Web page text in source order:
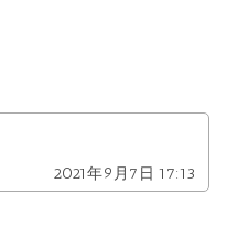
2021年9月7日 17:13